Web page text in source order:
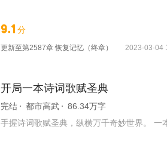
9.1 分
更新至第2587章 恢复记忆（终章） 2023-03-04
开局一本诗词歌赋圣典
完结 都市高武
86.34万字
手握诗词歌赋圣典，纵横万千奇妙世界。